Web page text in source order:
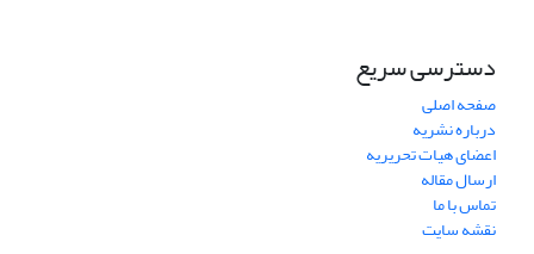
دسترسی سریع
صفحه اصلی
درباره نشریه
اعضای هیات تحریریه
ارسال مقاله
تماس با ما
نقشه سایت